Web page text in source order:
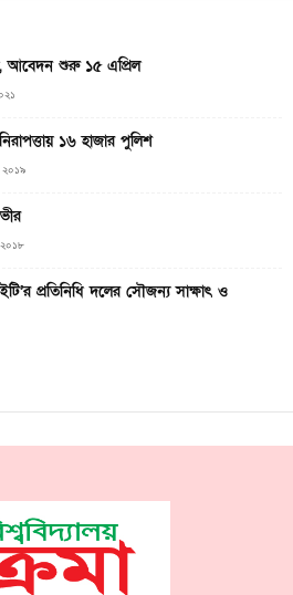
আবেদন শুরু ১৫ এপ্রিল
১৬ হাজার পুলিশ
২০১৯
প্রতিনিধি দলের সৌজন্য সাক্ষাৎ ও